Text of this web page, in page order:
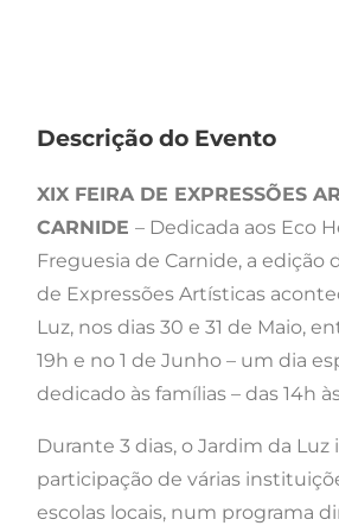
Descrição do Evento
XIX FEIRA DE EXPRESSÕES
CARNIDE – Dedicada aos Eco
Freguesia de Carnide, a edição
de Expressões Artísticas
Luz, nos dias 30 e 31 de Maio,
19h e no 1 de Junho – um dia
dedicado às famílias – das 14h
Durante 3 dias, o Jardim da Luz
participação de várias
escolas locais, num programa